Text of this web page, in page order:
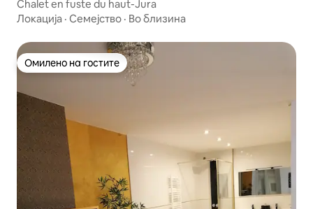
Chalet en fuste du haut-Jura
Локација · Семејство · Во близина
Омилено на гостите
Омилено на гостите